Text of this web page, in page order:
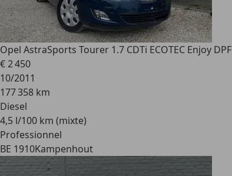
Opel AstraSports Tourer 1.7 CDTi ECOTEC Enjoy DPF
€ 2 450
10/2011
177 358 km
Diesel
4,5 l/100 km (mixte)
Professionnel
BE 1910Kampenhout